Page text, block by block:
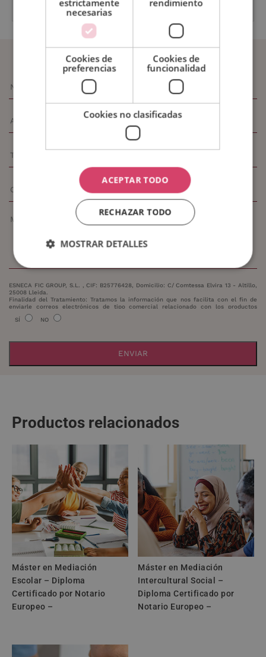
SOLICITAR INFORMACIÓN
ESNECA FIC GROUP, S.L. , CIF: B25776428, Domicilio: C/ Comtessa Elvira 13 - Altillo,
25008 Lleida.
Finalidad del Tratamiento: Tratamos la información que nos facilita con el fin de
enviarle correos electrónicos de tipo comercial relacionado con los productos
ofrecidos y otros tipo de productos que fueran de su interés.
Legitimación del tratamiento: Consentimiento del interesado.
Para más información consulte nuestra Política de Privacidad.
SÍ NO
v
Productos relacionados
Máster en Mediación
Escolar – Diploma
Certificado por Notario
Europeo –
Máster en Mediación
Intercultural Social –
Diploma Certificado por
Notario Europeo –
estrictamente
necesarias
rendimiento
Cookies de
preferencias
Cookies de
funcionalidad
Cookies no clasificadas
ACEPTAR TODO
RECHAZAR TODO
MOSTRAR DETALLES